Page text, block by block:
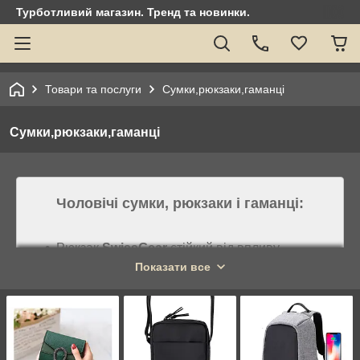
Турботливий магазин. Тренд та новинки.
Товари та послуги Сумки,рюкзаки,гаманці
Сумки,рюкзаки,гаманці
Чоловічі сумки, рюкзаки і гаманці:
РюкзакSwissGearстійкий від впливу
водного. Ідеально підходить для прогулянок
мотоциклі, занять сноубордом, катання на
лижах, відпочинку на природі, активного
спорту.
Чоловічі сумки
Polo Videng
є одними з
Показати все